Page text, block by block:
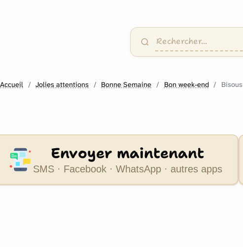
Accueil Jolies attentions Bonne Semaine Bon week-end Bisous
Envoyer maintenant
SMS · Facebook · WhatsApp · autres apps